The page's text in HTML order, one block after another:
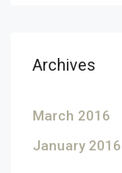
Archives
March 2016
January 2016